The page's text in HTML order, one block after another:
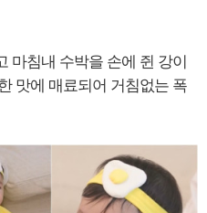
마침내 수박을 손에 쥔 강이
맛에 매료되어 거침없는 폭